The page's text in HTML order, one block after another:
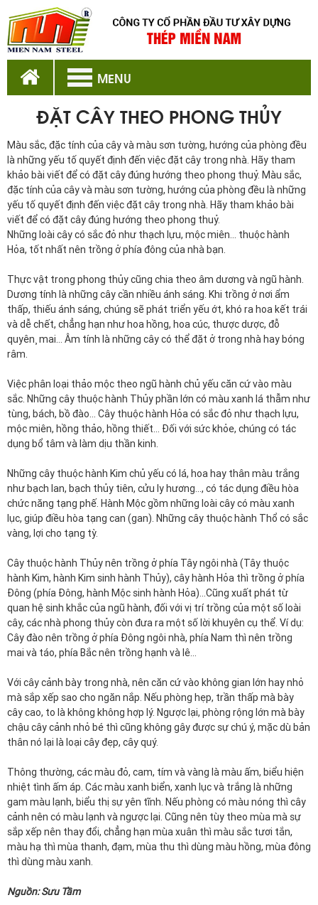
MENU
ĐẶT CÂY THEO PHONG THỦY
Màu sắc, đặc tính của cây và màu sơn tường, hướng của phòng đều
là những yếu tố quyết định đến việc đặt cây trong nhà. Hãy tham
khảo bài viết để có đặt cây đúng hướng theo phong thuỷ. Màu sắc,
đặc tính của cây và màu sơn tường, hướng của phòng đều là những
yếu tố quyết định đến việc đặt cây trong nhà. Hãy tham khảo bài
viết để có đặt cây đúng hướng theo phong thuỷ.
Những loài cây có sắc đỏ như thạch lựu, mộc miên... thuộc hành
Hỏa, tốt nhất nên trồng ở phía đông của nhà bạn.
Thực vật trong phong thủy cũng chia theo âm dương và ngũ hành.
Dương tính là những cây cần nhiều ánh sáng. Khi trồng ở nơi ẩm
thấp, thiếu ánh sáng, chúng sẽ phát triển yếu ớt, khó ra hoa kết trái
và dễ chết, chẳng hạn như hoa hồng, hoa cúc, thược dược, đỗ
quyên¸ mai… Âm tính là những cây có thể đặt ở trong nhà hay bóng
râm.
Việc phân loại thảo mộc theo ngũ hành chủ yếu căn cứ vào màu
sắc. Những cây thuộc hành Thủy phần lớn có màu xanh lá thẫm như
tùng, bách, bồ đào… Cây thuộc hành Hỏa có sắc đỏ như thạch lựu,
mộc miên, hồng thảo, hồng thiết… Đối với sức khỏe, chúng có tác
dụng bổ tâm và làm dịu thần kinh.
Những cây thuộc hành Kim chủ yếu có lá, hoa hay thân màu trắng
như bạch lan, bạch thủy tiên, cửu ly hương…, có tác dụng điều hòa
chức năng tạng phế. Hành Mộc gồm những loài cây có màu xanh
lục, giúp điều hòa tạng can (gan). Những cây thuộc hành Thổ có sắc
vàng, lợi cho tạng tỳ.
Cây thuộc hành Thủy nên trồng ở phía Tây ngôi nhà (Tây thuộc
hành Kim, hành Kim sinh hành Thủy), cây hành Hỏa thì trồng ở phía
Đông (phía Đông, hành Mộc sinh hành Hỏa)…Cũng xuất phát từ
quan hệ sinh khắc của ngũ hành, đối với vị trí trồng của một số loài
cây, các nhà phong thủy còn đưa ra một số lời khuyên cụ thể. Ví dụ:
Cây đào nên trồng ở phía Đông ngôi nhà, phía Nam thì nên trồng
mai và táo, phía Bắc nên trồng hạnh và lê…
Với cây cảnh bày trong nhà, nên căn cứ vào không gian lớn hay nhỏ
mà sắp xếp sao cho ngăn nắp. Nếu phòng hẹp, trần thấp mà bày
cây cao, to là không không hợp lý. Ngược lại, phòng rộng lớn mà bày
chậu cây cảnh nhỏ bé thì cũng không gây được sự chú ý, mặc dù bản
thân nó lại là loại cây đẹp, cây quý.
Thông thường, các màu đỏ, cam, tím và vàng là màu ấm, biểu hiện
nhiệt tình ấm áp. Các màu xanh biển, xanh lục và trắng là những
gam màu lạnh, biểu thị sự yên tĩnh. Nếu phòng có màu nóng thì cây
cảnh nên có màu lạnh và ngược lại. Cũng nên tùy theo mùa mà sự
sắp xếp nên thay đổi, chẳng hạn mùa xuân thì màu sắc tươi tắn,
màu hạ thì mùa thanh, đạm, mùa thu thì dùng màu hồng, mùa đông
thì dùng màu xanh.
Nguồn: Sưu Tầm